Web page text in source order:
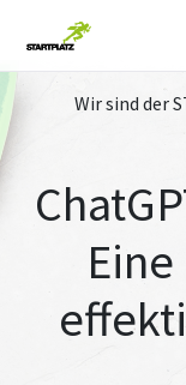
Wir sind der